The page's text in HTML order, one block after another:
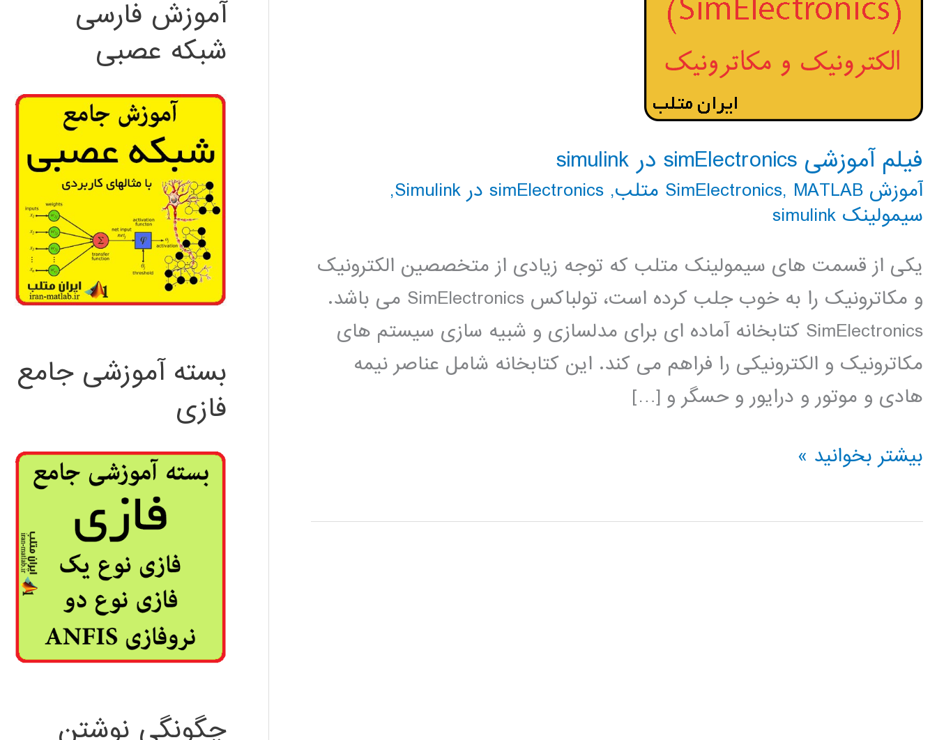
فیلم آموزشی simElectronics در simulink
آموزش SimElectronics , MATLAB متلب , simElectronics در Simulink
,
سیمولینک simulink
یکی از قسمت های سیمولینک متلب که توجه زیادی از متخصصین الکترونیک
و مکاترونیک را به خوب جلب کرده است، تولباکس SimElectronics می باشد.
SimElectronics کتابخانه آماده ای برای مدلسازی و شبیه سازی سیستم های
مکاترونیک و الکترونیکی را فراهم می کند. این کتابخانه شامل عناصر نیمه
هادی و موتور و درایور و حسگر و […]
فیلم
simElectronics
بیشتر بخوانید »
آموزش فارسی
شبکه عصبی
بسته آموزشی جامع
فازی
چگونگی نوشتن